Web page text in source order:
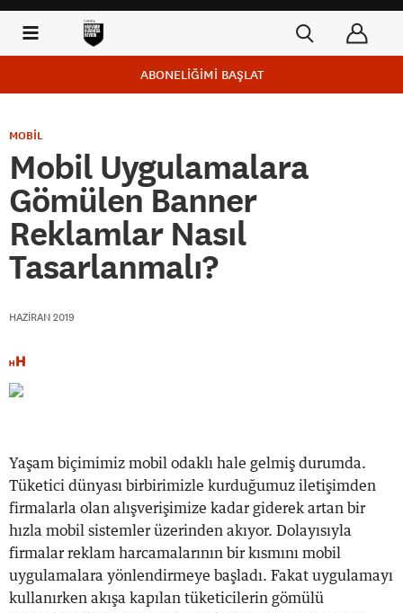
ABONELİĞİMİ BAŞLAT
MOBİL
Mobil Uygulamalara
Gömülen Banner
Reklamlar Nasıl
Tasarlanmalı?
HAZIRAN 2019
Yaşam biçimimiz mobil odaklı hale gelmiş durumda.
Tüketici dünyası birbirimizle kurduğumuz iletişimden
firmalarla olan alışverişimize kadar giderek artan bir
hızla mobil sistemler üzerinden akıyor. Dolayısıyla
firmalar reklam harcamalarının bir kısmını mobil
uygulamalara yönlendirmeye başladı. Fakat uygulamayı
kullanırken akışa kapılan tüketicilerin gömülü